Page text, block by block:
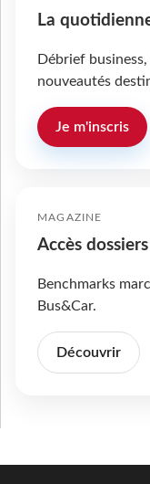
La
Débrief
nouveautés
Je m'inscris
MAGAZINE
Accès dossiers
Benchmarks
Bus&Car.
Découvrir